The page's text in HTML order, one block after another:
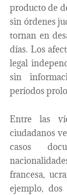
producto de
sin órdenes
tornan en
días. Los
legal
sin
períodos
Entre las
ciudadanos
casos
francesa,
ejemplo, dos